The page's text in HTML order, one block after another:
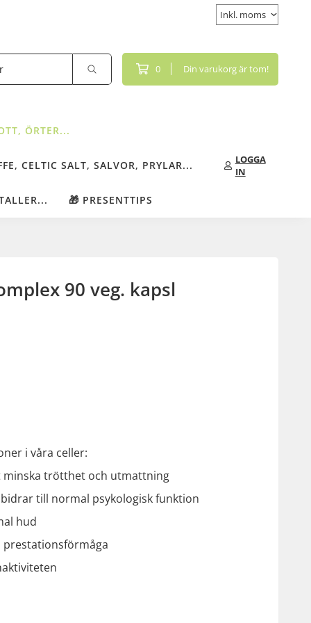
0 Din varukorg är tom!
ÖRTER...
CELTIC SALT, SALVOR, PRYLAR...
🎁 PRESENTTIPS
LOGGA
IN
90 veg. kapsl
i våra celler:
minska trötthet och utmattning
bidrar till normal psykologisk funktion
hud